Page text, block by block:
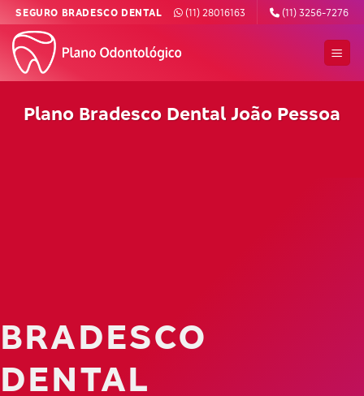
Skip
content
SEGURO BRADESCO DENTAL (11) 28016163 (11) 3256-7276
Plano Bradesco Dental João Pessoa
BRADESCO
DENTAL